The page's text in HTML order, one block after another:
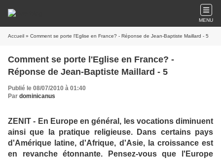
MENU
Accueil » Comment se porte l'Eglise en France? - Réponse de Jean-Baptiste Maillard - 5
Comment se porte l'Eglise en France? -
Réponse de Jean-Baptiste Maillard - 5
Publié le 08/07/2010 à 01:40
Par dominicanus
ZENIT - En Europe en général, les vocations diminuent
ainsi que la pratique religieuse. Dans certains pays
d'Amérique latine, d'Afrique, d'Asie, la croissance est
en revanche étonnante. Pensez-vous que l'Europe